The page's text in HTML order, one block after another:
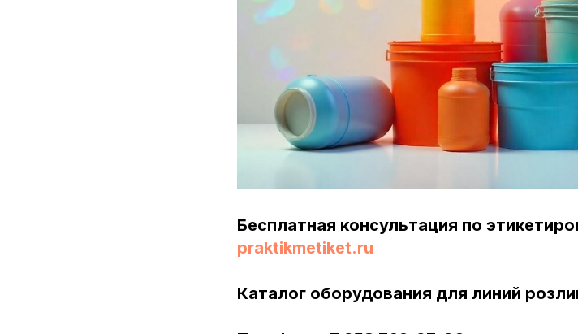
Бесплатная консультация по
praktikmetiket.ru
Каталог оборудования для линий